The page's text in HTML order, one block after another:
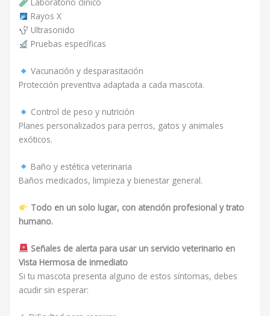
Laboratorio clínico
Rayos X
Ultrasonido
Pruebas específicas
Vacunación y desparasitación
Protección preventiva adaptada a cada mascota.
Control de peso y nutrición
Planes personalizados para perros, gatos y animales
exóticos.
Baño y estética veterinaria
Baños medicados, limpieza y bienestar general.
Todo en un solo lugar, con atención profesional y trato
humano.
Señales de alerta para usar un servicio veterinario en
Vista Hermosa de inmediato
Si tu mascota presenta alguno de estos síntomas, debes
acudir sin esperar: